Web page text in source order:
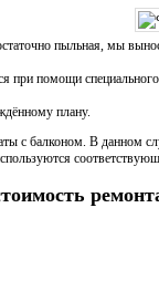
пыльная, мы
при помощи
плану.
с балконом. В данном